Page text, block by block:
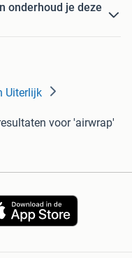
onderhoud je deze
Uiterlijk
voor 'airwrap'